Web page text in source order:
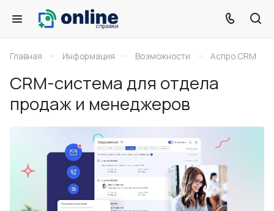
Главная – Информация – Возможности – Аспро.CRM
CRM-система для отдела
продаж и менеджеров